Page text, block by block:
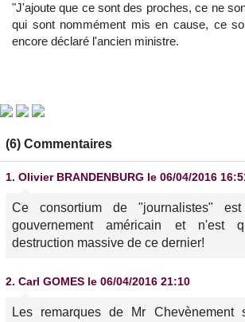
"J'ajoute que ce sont des proches, ce ne
qui sont nommément mis en cause, ce
encore déclaré l'ancien ministre.
(6) Commentaires
1. Olivier BRANDENBURG le 06/04/2016
Ce consortium de "journalistes"
gouvernement américain et n'est
destruction massive de ce dernier!
2. Carl GOMES le 06/04/2016 21:10
Les remarques de Mr Chevènement